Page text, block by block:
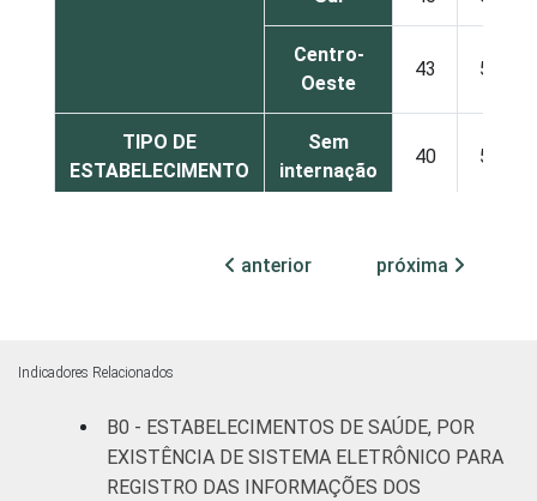
Centro-
Oeste
43 57
TIPO DE
ESTABELECIMENTO
Sem
internação
40 59
internação
64
(mais de
50 leitos)
84
anterior próxima
Indicadores Relacionados
B0 - ESTABELECIMENTOS DE SAÚDE, POR
EXISTÊNCIA DE SISTEMA ELETRÔNICO PARA
REGISTRO DAS INFORMAÇÕES DOS